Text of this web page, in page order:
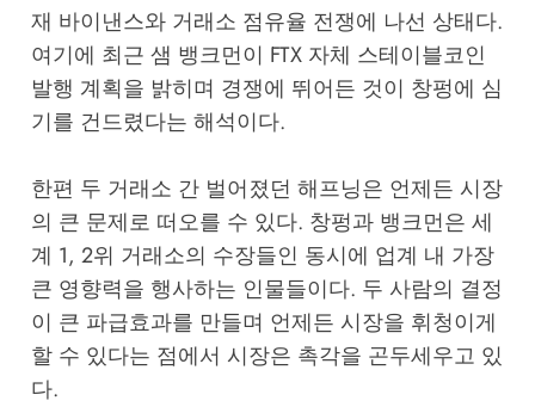
재 바이낸스와 거래소 점유율 전쟁에 나선 상태다.
여기에 최근 샘 뱅크먼이 FTX 자체 스테이블코인
발행 계획을 밝히며 경쟁에 뛰어든 것이 창펑에 심
기를 건드렸다는 해석이다.
한편 두 거래소 간 벌어졌던 해프닝은 언제든 시장
의 큰 문제로 떠오를 수 있다. 창펑과 뱅크먼은 세
계 1, 2위 거래소의 수장들인 동시에 업계 내 가장
큰 영향력을 행사하는 인물들이다. 두 사람의 결정
이 큰 파급효과를 만들며 언제든 시장을 휘청이게
할 수 있다는 점에서 시장은 촉각을 곤두세우고 있
다.